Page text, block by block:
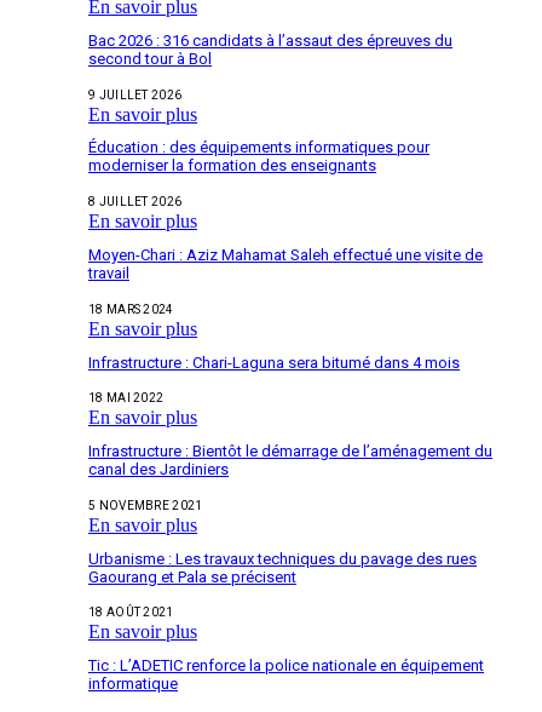
En savoir plus
Bac 2026 : 316 candidats à l’assaut des épreuves du
second tour à Bol
9 JUILLET 2026
En savoir plus
Éducation : des équipements informatiques pour
moderniser la formation des enseignants
8 JUILLET 2026
En savoir plus
Moyen-Chari : Aziz Mahamat Saleh effectué une visite de
travail
18 MARS 2024
En savoir plus
Infrastructure : Chari-Laguna sera bitumé dans 4 mois
18 MAI 2022
En savoir plus
Infrastructure : Bientôt le démarrage de l’aménagement du
canal des Jardiniers
5 NOVEMBRE 2021
En savoir plus
Urbanisme : Les travaux techniques du pavage des rues
Gaourang et Pala se précisent
18 AOÛT 2021
En savoir plus
Tic : L’ADETIC renforce la police nationale en équipement
informatique